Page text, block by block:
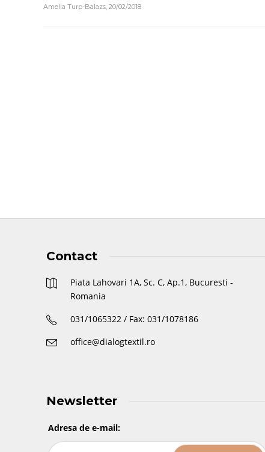
Amelia Turp-Balazs, 20/02/2018
Contact
Piata Lahovari 1A, Sc. C, Ap.1, Bucuresti -
Romania
031/1065322 / Fax: 031/1078186
office@dialogtextil.ro
Newsletter
Adresa de e-mail: